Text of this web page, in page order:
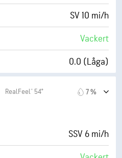
1 (Mörkt)
98 %
6 eng. mil
SV 10 mi/h
Vackert
0.0 (Låga)
49° F
0 (Mörkt)
RealFeel® 54° 7 %
SSV 6 mi/h